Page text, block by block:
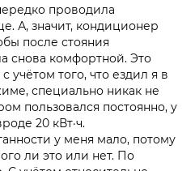
проводила
А, значит, кондиционер
после стояния
снова комфортной. Это
учётом того, что ездил я в
специально никак не
пользовался постоянно, у
20 кВт·ч.
у меня мало, потому
ли это или нет. По